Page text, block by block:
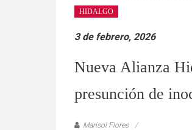
HIDALGO
3 de febrero, 2026
Nueva Alianza
presunción de
Marisol Flores